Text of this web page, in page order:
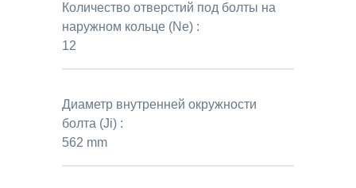
Количество отверстий под болты на
наружном кольце (Ne) :
12
Диаметр внутренней окружности
болта (Ji) :
562 mm